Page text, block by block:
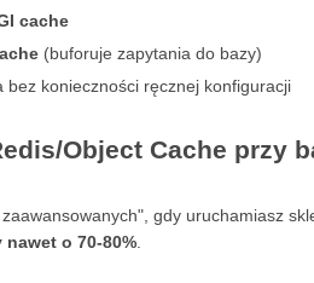
cache
(buforuje zapytania do bazy)
bez konieczności ręcznej konfiguracji
Object Cache przy
gdy uruchamiasz
o 70-80%